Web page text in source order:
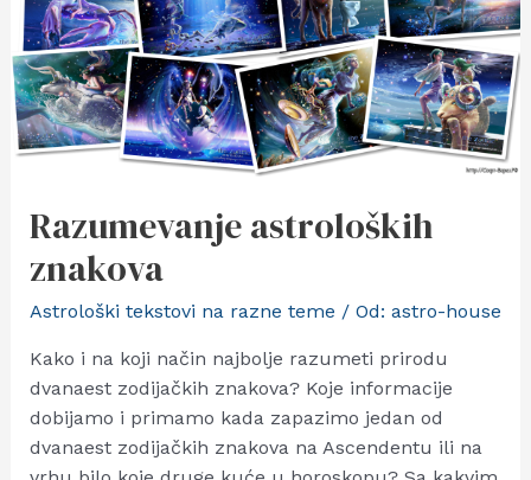
Razumevanje astroloških
znakova
Astrološki tekstovi na razne teme / Od: astro-house
Kako i na koji način najbolje razumeti prirodu
dvanaest zodijačkih znakova? Koje informacije
dobijamo i primamo kada zapazimo jedan od
dvanaest zodijačkih znakova na Ascendentu ili na